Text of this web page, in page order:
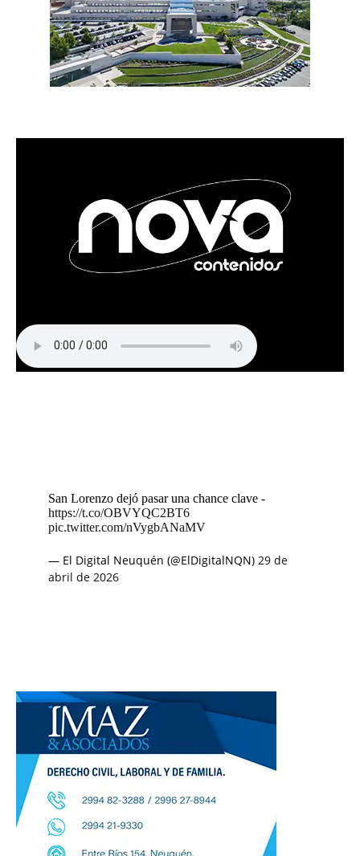
San Lorenzo dejó pasar una chance clave -
https://t.co/OBVYQC2BT6
pic.twitter.com/nVygbANaMV
— El Digital Neuquén (@ElDigitalNQN) 29 de
abril de 2026